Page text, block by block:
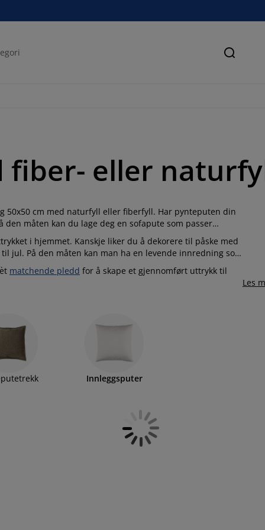
Søk
fiber- eller
50x50 cm med naturfyll eller fiberfyll. Har pynteputen din
måten kan du lage deg en sofapute som passer
i hjemmet. Kanskje liker du å dekorere til påske med
jul. På den måten kan man ha en levende innredning som
matchende pledd for å skape et gjennomført uttrykk til
Les
Innleggsputer